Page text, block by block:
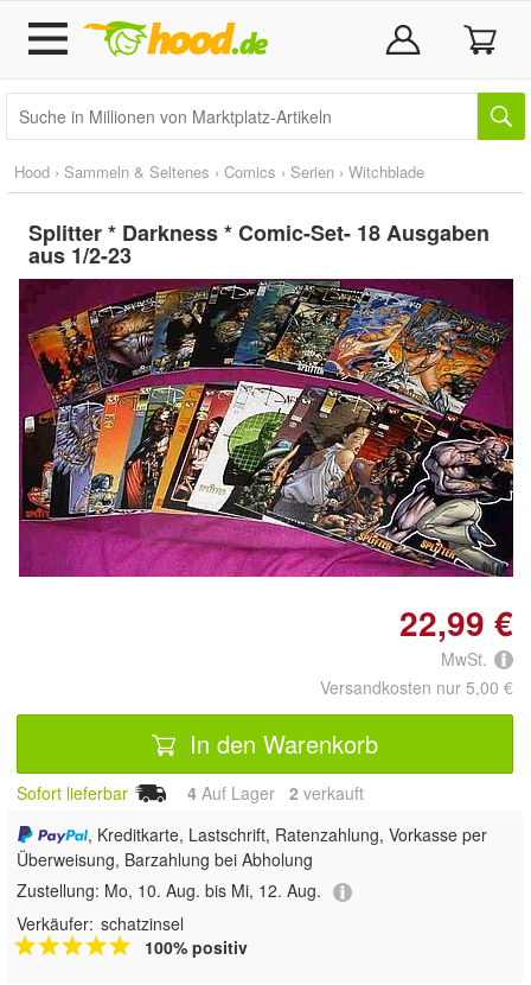
Hood › Sammeln & Seltenes › Comics › Serien › Witchblade
Splitter * Darkness * Comic-Set- 18 Ausgaben
aus 1/2-23
Doppelt antippen zum
vergrößern
22,99 €
MwSt.
Versandkosten nur 5,00 €
In den Warenkorb
Sofort lieferbar 4 Auf Lager 2 verkauft
, Kreditkarte, Lastschrift, Ratenzahlung, Vorkasse per
Überweisung, Barzahlung bei Abholung
Zustellung: Mo, 10. Aug. bis Mi, 12. Aug.
Verkäufer: schatzinsel
100% positiv